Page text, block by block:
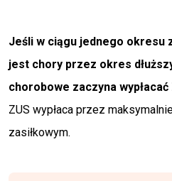
Jeśli w ciągu jednego okresu
jest chory przez okres
chorobowe zaczyna wypłacać
ZUS wypłaca przez
zasiłkowym.